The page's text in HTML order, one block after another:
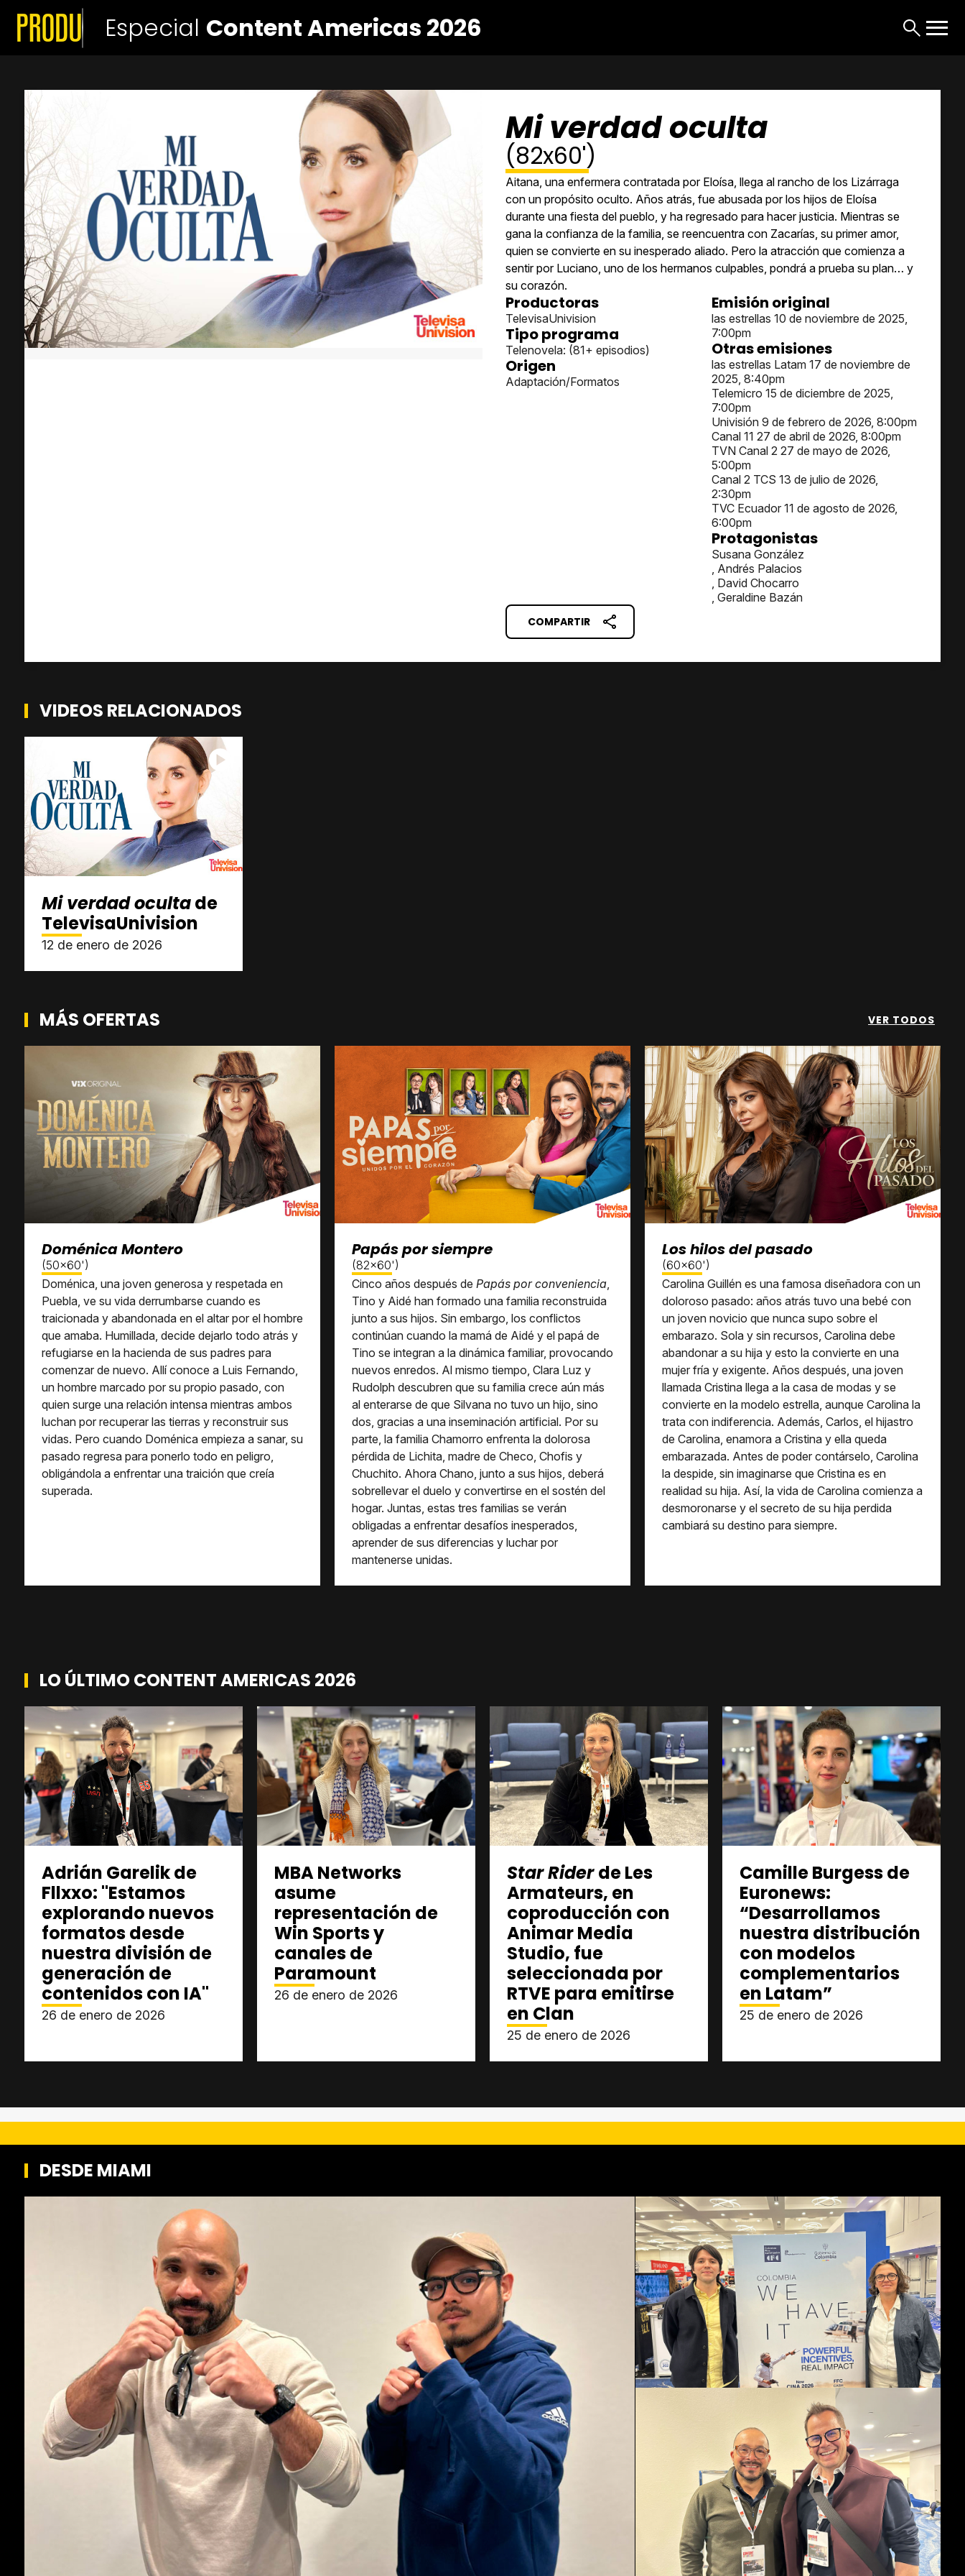
Especial Content Americas 2026
Mi verdad oculta
(82x60')
Aitana, una enfermera contratada por Eloísa, llega al rancho de los Lizárraga
con un propósito oculto. Años atrás, fue abusada por los hijos de Eloísa
durante una fiesta del pueblo, y ha regresado para hacer justicia. Mientras se
gana la confianza de la familia, se reencuentra con Zacarías, su primer amor,
quien se convierte en su inesperado aliado. Pero la atracción que comienza a
sentir por Luciano, uno de los hermanos culpables, pondrá a prueba su plan… y
su corazón.
Productoras
TelevisaUnivision
Tipo programa
Telenovela: (81+ episodios)
Origen
Adaptación/Formatos
Emisión original
las estrellas 10 de noviembre de 2025,
7:00pm
Otras emisiones
las estrellas Latam 17 de noviembre de
2025, 8:40pm
Telemicro 15 de diciembre de 2025,
7:00pm
Univisión 9 de febrero de 2026, 8:00pm
Canal 11 27 de abril de 2026, 8:00pm
TVN Canal 2 27 de mayo de 2026,
5:00pm
Canal 2 TCS 13 de julio de 2026,
2:30pm
TVC Ecuador 11 de agosto de 2026,
6:00pm
Protagonistas
Susana González
, Andrés Palacios
, David Chocarro
, Geraldine Bazán
COMPARTIR
VIDEOS RELACIONADOS
Mi verdad ocultade
TelevisaUnivision
12 de enero de 2026
MÁS OFERTAS VER TODOS
Doménica Montero
(50x60')
Doménica, una joven generosa y respetada en
Puebla, ve su vida derrumbarse cuando es
traicionada y abandonada en el altar por el hombre
que amaba. Humillada, decide dejarlo todo atrás y
refugiarse en la hacienda de sus padres para
comenzar de nuevo. Allí conoce a Luis Fernando,
un hombre marcado por su propio pasado, con
quien surge una relación intensa mientras ambos
luchan por recuperar las tierras y reconstruir sus
vidas. Pero cuando Doménica empieza a sanar, su
pasado regresa para ponerlo todo en peligro,
obligándola a enfrentar una traición que creía
superada.
Papás por siempre
(82x60')
Cinco años después de Papás por conveniencia,
Tino y Aidé han formado una familia reconstruida
junto a sus hijos. Sin embargo, los conflictos
continúan cuando la mamá de Aidé y el papá de
Tino se integran a la dinámica familiar, provocando
nuevos enredos. Al mismo tiempo, Clara Luz y
Rudolph descubren que su familia crece aún más
al enterarse de que Silvana no tuvo un hijo, sino
dos, gracias a una inseminación artificial. Por su
parte, la familia Chamorro enfrenta la dolorosa
pérdida de Lichita, madre de Checo, Chofis y
Chuchito. Ahora Chano, junto a sus hijos, deberá
sobrellevar el duelo y convertirse en el sostén del
hogar. Juntas, estas tres familias se verán
obligadas a enfrentar desafíos inesperados,
aprender de sus diferencias y luchar por
mantenerse unidas.
Los hilos del pasado
(60x60')
Carolina Guillén es una famosa diseñadora con un
doloroso pasado: años atrás tuvo una bebé con
un joven novicio que nunca supo sobre el
embarazo. Sola y sin recursos, Carolina debe
abandonar a su hija y esto la convierte en una
mujer fría y exigente. Años después, una joven
llamada Cristina llega a la casa de modas y se
convierte en la modelo estrella, aunque Carolina la
trata con indiferencia. Además, Carlos, el hijastro
de Carolina, enamora a Cristina y ella queda
embarazada. Antes de poder contárselo, Carolina
la despide, sin imaginarse que Cristina es en
realidad su hija. Así, la vida de Carolina comienza a
desmoronarse y el secreto de su hija perdida
cambiará su destino para siempre.
LO ÚLTIMO CONTENT AMERICAS 2026
Adrián Garelik de
Fllxxo: "Estamos
explorando nuevos
formatos desde
nuestra división de
generación de
contenidos con IA"
26 de enero de 2026
MBA Networks
asume
representación de
Win Sports y
canales de
Paramount
26 de enero de 2026
Star Riderde Les
Armateurs, en
coproducción con
Animar Media
Studio, fue
seleccionada por
RTVE para emitirse
en Clan
25 de enero de 2026
Camille Burgess de
Euronews:
“Desarrollamos
nuestra distribución
con modelos
complementarios
en Latam”
25 de enero de 2026
DESDE MIAMI